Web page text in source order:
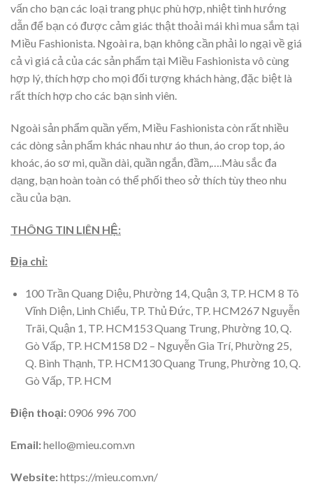
vấn cho bạn các loại trang phục phù hợp, nhiệt tình hướng
dẫn để bạn có được cảm giác thật thoải mái khi mua sắm tại
Miều Fashionista. Ngoài ra, bạn không cần phải lo ngại về giá
cả vì giá cả của các sản phẩm tại Miều Fashionista vô cùng
hợp lý, thích hợp cho mọi đối tượng khách hàng, đặc biệt là
rất thích hợp cho các bạn sinh viên.
Ngoài sản phẩm quần yếm, Miều Fashionista còn rất nhiều
các dòng sản phẩm khác nhau như áo thun, áo crop top, áo
khoác, áo sơ mi, quần dài, quần ngắn, đầm,….Màu sắc đa
dạng, bạn hoàn toàn có thể phối theo sở thích tùy theo nhu
cầu của bạn.
THÔNG TIN LIÊN HỆ:
Địa chỉ:
100 Trần Quang Diệu, Phường 14, Quận 3, TP. HCM 8 Tô
Vĩnh Diện, Linh Chiểu, TP. Thủ Đức, TP. HCM267 Nguyễn
Trãi, Quận 1, TP. HCM153 Quang Trung, Phường 10, Q.
Gò Vấp, TP. HCM158 D2 – Nguyễn Gia Trí, Phường 25,
Q. Bình Thạnh, TP. HCM130 Quang Trung, Phường 10, Q.
Gò Vấp, TP. HCM
Điện thoại:0906 996 700
Email:hello@mieu.com.vn
Website:https://mieu.com.vn/